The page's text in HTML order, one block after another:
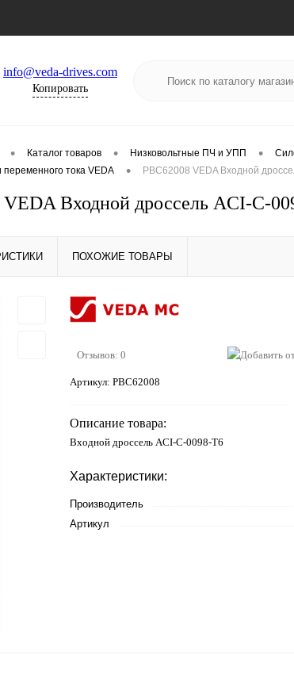
info@veda-drives.com
Копировать
• Каталог товаров • Низковольтные ПЧ и УПП •
тока VEDA • PBC62008 VEDA Входной
VEDA Входной дроссель ACI-C-
ПОХОЖИЕ ТОВАРЫ
Отзывов: 0
Артикул: PBC62008
Описание товара:
Входной дроссель ACI-C-0098-T6
Характеристики:
Производитель
Артикул